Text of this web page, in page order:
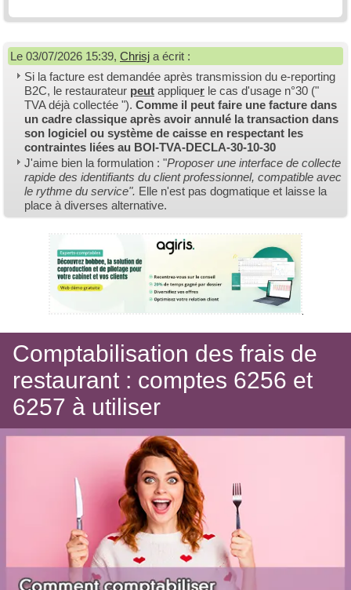
Le 03/07/2026 15:39, Chrisj a écrit :
Si la facture est demandée après transmission du e-reporting
B2C, le restaurateur peut appliquer le cas d'usage n°30 ("
TVA déjà collectée "). Comme il peut faire une facture dans
un cadre classique après avoir annulé la transaction dans
son logiciel ou système de caisse en respectant les
contraintes liées au BOI-TVA-DECLA-30-10-30
J'aime bien la formulation : "Proposer une interface de collecte
rapide des identifiants du client professionnel, compatible avec
le rythme du service". Elle n'est pas dogmatique et laisse la
place à diverses alternative.
Comptabilisation des frais de
restaurant : comptes 6256 et
6257 à utiliser